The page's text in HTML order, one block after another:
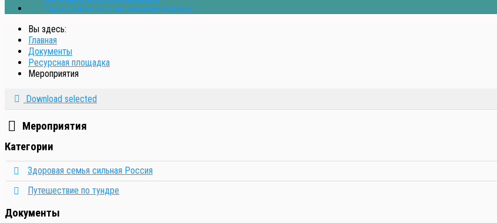
Подготовка к осенне-зимнему периоду
Вы здесь:
Главная
Документы
Ресурсная площадка
Мероприятия
Download selected
Директория
Мероприятия
Категории
Директория
Здоровая семья сильная Россия
Директория
Путешествие по тундре
Документы